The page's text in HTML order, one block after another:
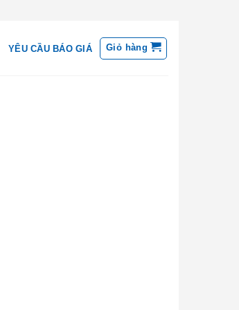
YÊU CẦU BÁO GIÁ Giỏ hàng